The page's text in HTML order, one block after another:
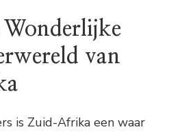
van
is Zuid-Afrika een waar